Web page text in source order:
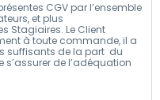
CGV par l’ensemble
et plus
Stagiaires. Le Client
à toute commande, il a
suffisants de la part du
s’assurer de l’adéquation